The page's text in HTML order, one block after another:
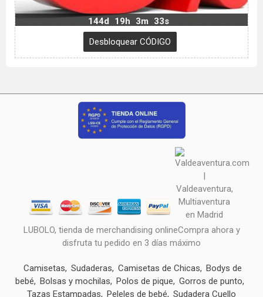
144d 19h 3m 32s
LUBOLO, tienda de merchandising onlineCompra ahora y
disfruta tu pedido en 3 días máximo
Camisetas Sudaderas Camisetas de Chicas
Bodys de
bebé
Bolsas y mochilas Polos de pique
Gorros de punto
Tazas Estampadas
Peleles de bebé
Sudadera Cuello